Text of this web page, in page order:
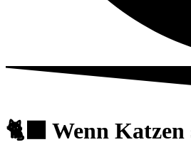
🐈‍⬛ Wenn Katzen